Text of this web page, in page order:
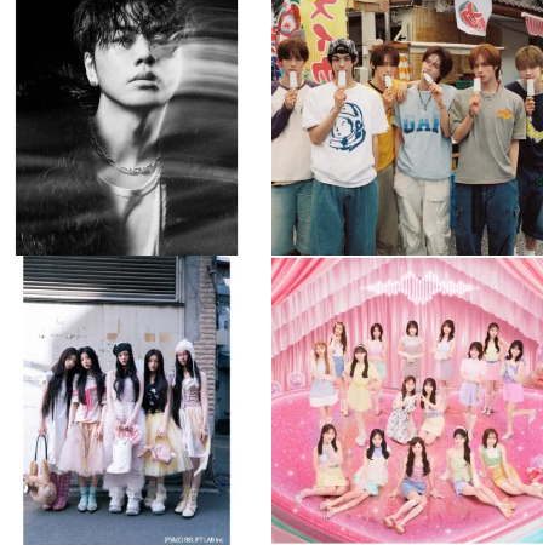
💡8月特番放送決定！
...
8月 4
110 0
💡8月特番放送決定！
...
8月 4
5 0
musicjapantv
💡8月特番放送決定！
8月 4
1 0
musicjapantv
💡8月特番放送決定！
...
8月 4
1 0